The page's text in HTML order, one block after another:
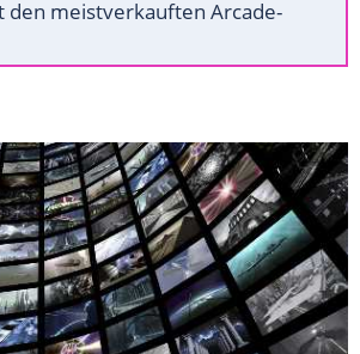
den meistverkauften Arcade-